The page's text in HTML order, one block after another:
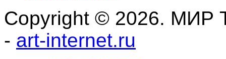
Copyright © 2026. МИР
- art-internet.ru